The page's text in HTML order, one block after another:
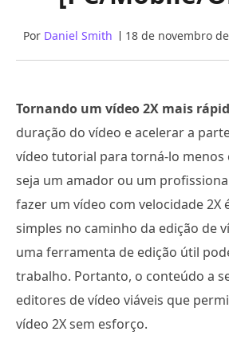
Por Daniel Smith 18 de novembro
Tornando um vídeo 2X mais
duração do vídeo e acelerar a
vídeo tutorial para torná-lo menos
seja um amador ou um
fazer um vídeo com velocidade 2X
simples no caminho da edição de
uma ferramenta de edição útil
trabalho. Portanto, o conteúdo a
editores de vídeo viáveis que
vídeo 2X sem esforço.